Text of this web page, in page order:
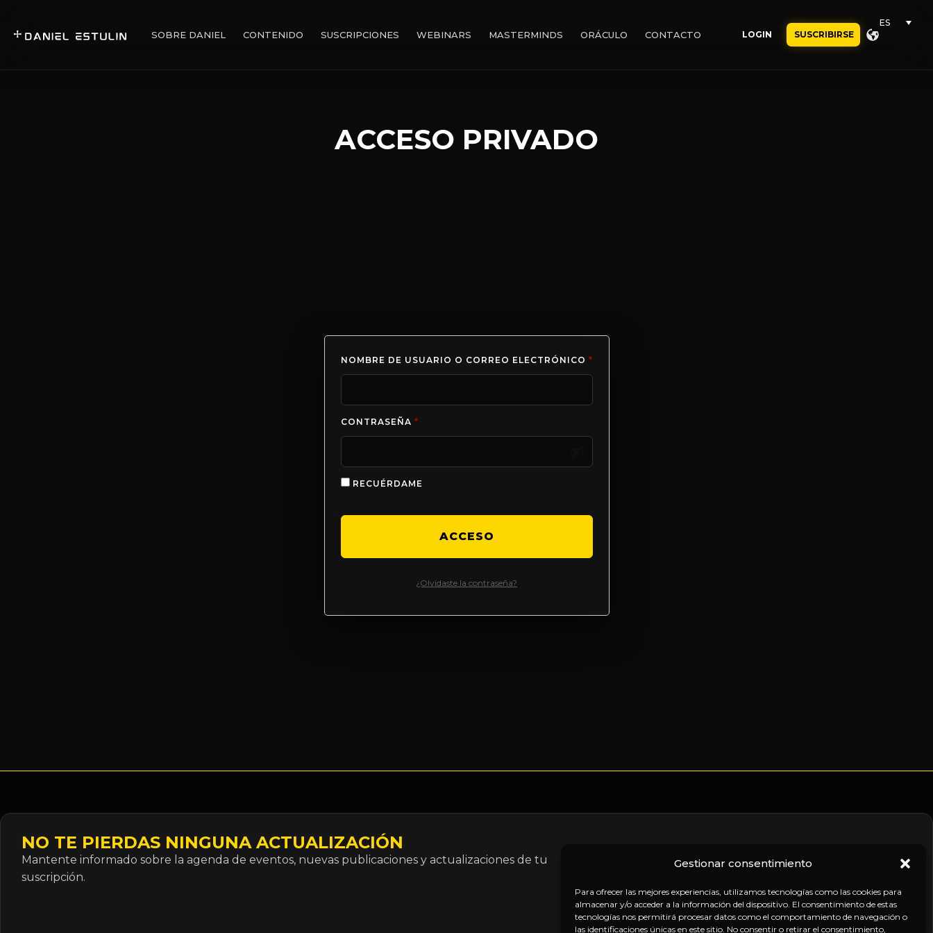
Gestionar consentimiento
Para ofrecer las mejores experiencias, utilizamos tecnologías como las cookies para
almacenar y/o acceder a la información del dispositivo. El consentimiento de estas
tecnologías nos permitirá procesar datos como el comportamiento de navegación o
las identificaciones únicas en este sitio. No consentir o retirar el consentimiento,
SOBRE DANIEL CONTENIDO SUSCRIPCIONES WEBINARS MASTERMINDS ORÁCULO CONTACTO LOGIN SUSCRIBIRSE
ES
ACCESO PRIVADO
NOMBRE DE USUARIO O CORREO ELECTRÓNICO *
CONTRASEÑA *
RECUÉRDAME
ACCESO
¿Olvidaste la contraseña?
NO TE PIERDAS NINGUNA ACTUALIZACIÓN
Mantente informado sobre la agenda de eventos, nuevas publicaciones y actualizaciones de tu
suscripción.